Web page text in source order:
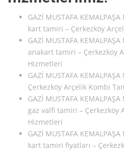
GAZİ MUSTAFA
kart tamiri – Çerkezköy
GAZİ MUSTAFA
anakart tamiri – Çerkezköy
Hizmetleri
GAZİ MUSTAFA
Çerkezköy Arçelik Kombi
GAZİ MUSTAFA
gaz valfi tamiri – Çerkezköy
Hizmetleri
GAZİ MUSTAFA
kart tamiri fiyatları –